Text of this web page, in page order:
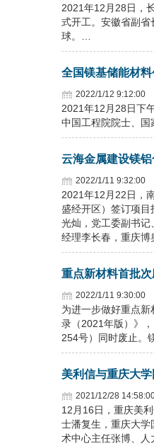
2021年12月28日，
式开工。安徽省副
球。…
全国镁基储能材
2022/1/12 9:12:00
2021年12月28日下
中国工程院院士、国
云海金属建设镁
2022/1/11 9:32:00
2021年12月22日，
盛经开区）签订项
光灿，党工委副书
经理李长春，重庆博
重点新材料首批
2022/1/11 9:30:00
为进一步做好重点
录（2021年版）》
254号）同时废止。
美利信与重庆大
2021/12/28
12月16日，重庆美
士潘复生，重庆大
术中心主任张博、人